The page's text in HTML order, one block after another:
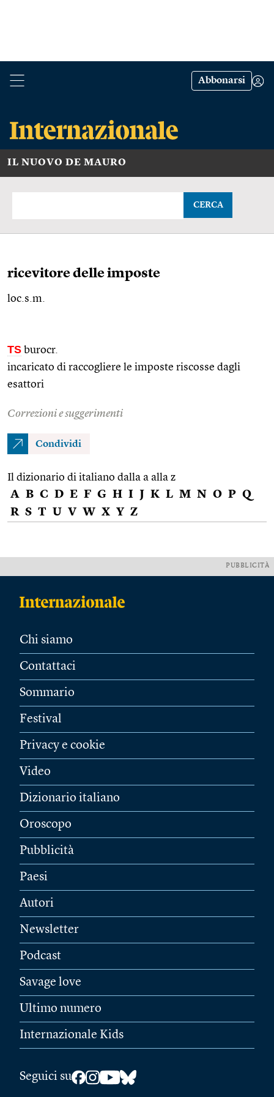
Abbonarsi
IL NUOVO DE MAURO
CERCA
ricevitore delle imposte
loc.s.m.
TS burocr.
incaricato di raccogliere le imposte riscosse dagli
esattori
Correzioni e suggerimenti
Condividi
Il dizionario di italiano dalla a alla z
A B C D E F G H I J K L M N O P Q
R S T U V W X Y Z
PUBBLICITÀ
Chi siamo
Contattaci
Sommario
Festival
Privacy e cookie
Video
Dizionario italiano
Oroscopo
Pubblicità
Paesi
Autori
Newsletter
Podcast
Savage love
Ultimo numero
Internazionale Kids
Seguici su